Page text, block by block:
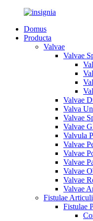
Domus
Producta
Valvae
Valvae
Valvae
Valva
Valvae
Valvae
Valvula
Valvae
Valvae
Valvae
Valvae
Valvae
Valvae
Fistulae Articuli
Fistulae